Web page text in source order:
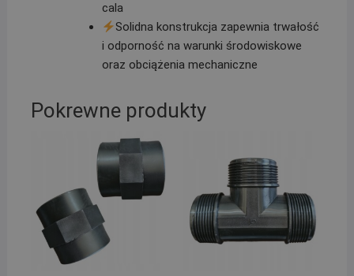
cala
Solidna konstrukcja zapewnia trwałość
i odporność na warunki środowiskowe
oraz obciążenia mechaniczne
Pokrewne produkty